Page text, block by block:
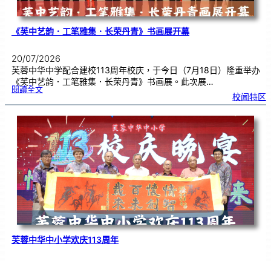
《芙中艺韵．工笔雅集．长荣丹青》书画展开幕
20/07/2026
芙蓉中华中学配合建校113周年校庆，于今日（7月18日）隆重举办
《芙中艺韵．工笔雅集．长荣丹青》书画展。此次展…
閱讀全文:《
艺
．
工
笔
雅
集
．
长
荣
丹
青
》
书
画
展
开
幕
校闻特区
芙蓉中华中小学欢庆113周年